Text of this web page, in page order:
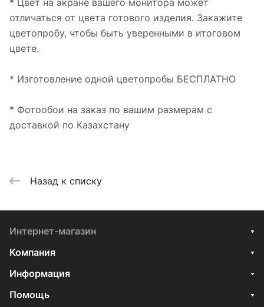
* Цвет на экране вашего монитора может
отличаться от цвета готового изделия. Закажите
цветопробу, чтобы быть уверенными в итоговом
цвете.
* Изготовление одной цветопробы БЕСПЛАТНО
* Фотообои на заказ по вашим размерам с
доставкой по Казахстану
Назад к списку
Интернет-магазин
Компания
Информация
Помощь